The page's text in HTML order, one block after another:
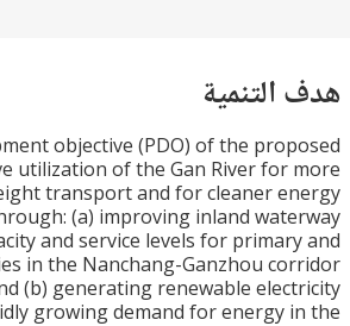
objective (PDO) of the
utilization of the Gan River
freight transport and for cleaner
through: (a) improving inland
capacity and service levels for
in the Nanchang-Ganzhou
and (b) generating renewable
rapidly growing demand for energy